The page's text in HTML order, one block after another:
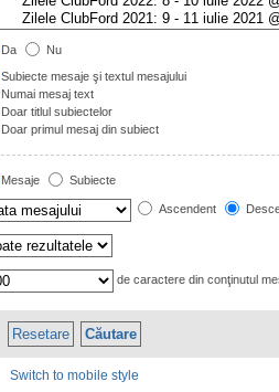
Da
Nu
Subiecte mesaje şi textul mesajului
Numai mesaj text
Doar titlul subiectelor
Doar primul mesaj din subiect
Mesaje
Subiecte
Ascendent
de caractere din conţinutul
Switch to mobile style